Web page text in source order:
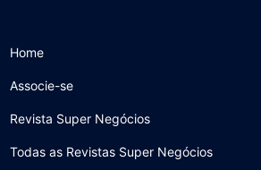
Home
Associe-se
Revista Super Negócios
Todas as Revistas Super Negócios